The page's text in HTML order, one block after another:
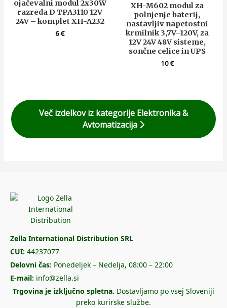
ojačevalni modul 2x30W
razreda D TPA3110 12V
24V – komplet XH-A232
6€
XH-M602 modul za
polnjenje baterij,
nastavljiv napetostni
krmilnik 3,7V–120V, za
12V 24V 48V sisteme,
sončne celice in UPS
10€
Več izdelkov iz kategorije Elektronika &
Avtomatizacija
Zella International Distribution SRL
CUI: 44237077
Delovni čas: Ponedeljek – Nedelja, 08:00 – 22:00
E-mail: info@zella.si
Trgovina je izključno spletna. Dostavljamo po vsej Sloveniji
preko kurirske službe.